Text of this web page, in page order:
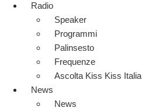
Radio
Speaker
Programmi
Palinsesto
Frequenze
Ascolta Kiss Kiss Italia
News
News